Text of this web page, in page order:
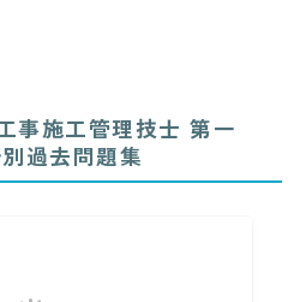
事施工管理技士 第一
過去問題集